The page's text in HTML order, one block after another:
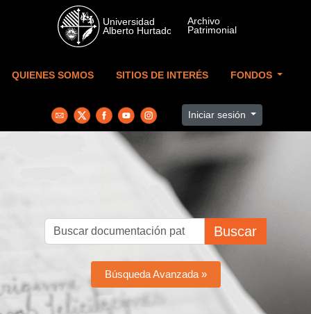
Skip to main content
QUIENES SOMOS SITIOS DE INTERÉS FONDOS
Iniciar sesión
Buscar
Búsqueda Avanzada »